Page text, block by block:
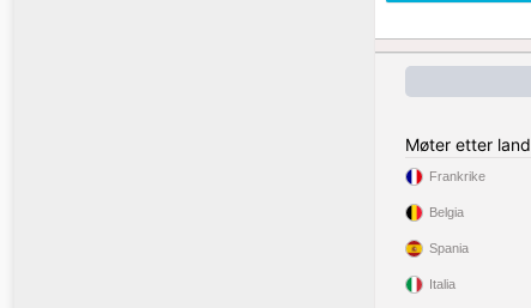
Møter etter land
Frankrike
Belgia
Spania
Italia